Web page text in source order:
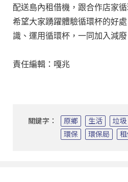
配送島內租借機，跟合作店家
希望大家踴躍體驗循環杯的好
識、運用循環杯，一同加入減
關鍵字： 原鄉 生活 垃圾
環保
環保局